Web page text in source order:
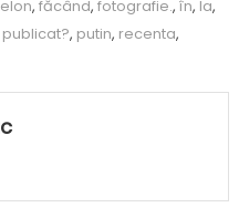
elon, făcând, fotografie., în, la,
publicat?, putin, recenta,